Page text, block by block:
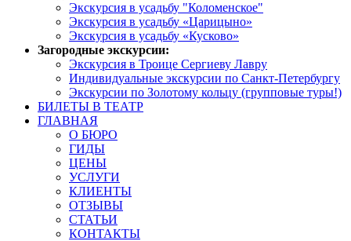
Экскурсия в усадьбу "Коломенское"
Экскурсия в усадьбу «Царицыно»
Экскурсия в усадьбу «Кусково»
Загородные экскурсии:
Экскурсия в Троице Сергиеву Лавру
Индивидуальные экскурсии по Санкт-Петербургу
Экскурсии по Золотому кольцу (групповые туры!)
БИЛЕТЫ В ТЕАТР
ГЛАВНАЯ
О БЮРО
ГИДЫ
ЦЕНЫ
УСЛУГИ
КЛИЕНТЫ
ОТЗЫВЫ
СТАТЬИ
КОНТАКТЫ